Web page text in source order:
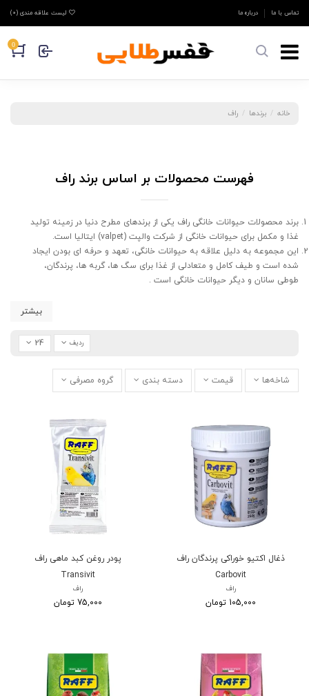
تماس با ما درباره ما لیست علاقه مندی (0
)
0
خانه برندها راف
فهرست محصولات بر اساس برند راف
برند محصولات حیوانات خانگی راف یکی از برندهای مطرح دنیا در زمینه تولید
غذا و مکمل برای حیوانات خانگی از شرکت والپت (valpet) ایتالیا است.
این مجموعه به دلیل علاقه به حیوانات خانگی، تعهد و حرفه ای بودن ایجاد
شده است و طیف کامل و متعادلی از غذا برای سگ ها، گربه ها، پرندگان،
طوطی سانان و دیگر حیوانات خانگی است .
بیشتر
ردیف 24
شاخه‌ها قیمت دسته بندی گروه مصرفی
ذغال اکتیو خوراکی پرندگان راف
Carbovit
راف
105,000 تومان
پودر روغن کبد ماهی راف
Transivit
راف
75,000 تومان